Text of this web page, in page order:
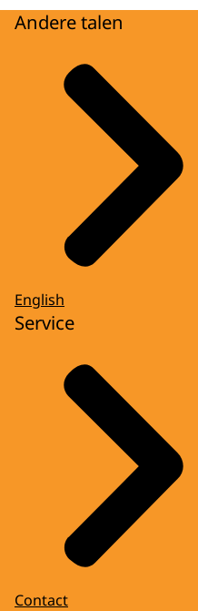
Andere talen
English
Service
Contact